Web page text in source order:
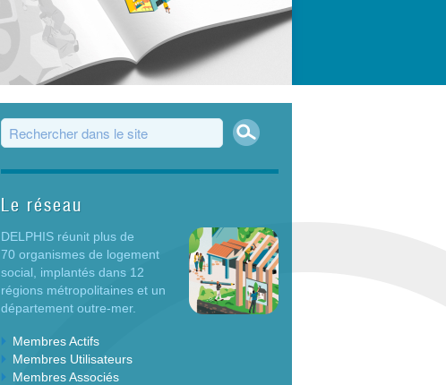
Formulaire de recherche
Rechercher
Le réseau
DELPHIS réunit plus de
70 organismes de logement
social, implantés dans 12
régions métropolitaines et un
département outre-mer.
Membres Actifs
Membres Utilisateurs
Membres Associés